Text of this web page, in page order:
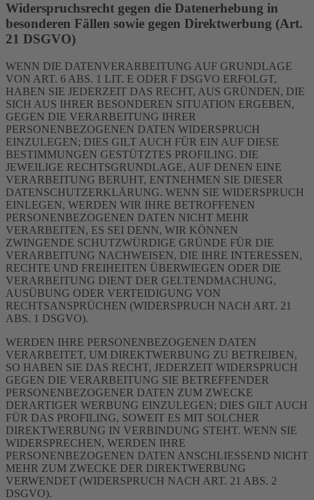
Widerspruchsrecht gegen die Datenerhebung in
besonderen Fällen sowie gegen Direktwerbung (Art.
21 DSGVO)
WENN DIE DATENVERARBEITUNG AUF GRUNDLAGE
VON ART. 6 ABS. 1 LIT. E ODER F DSGVO ERFOLGT,
HABEN SIE JEDERZEIT DAS RECHT, AUS GRÜNDEN, DIE
SICH AUS IHRER BESONDEREN SITUATION ERGEBEN,
GEGEN DIE VERARBEITUNG IHRER
PERSONENBEZOGENEN DATEN WIDERSPRUCH
EINZULEGEN; DIES GILT AUCH FÜR EIN AUF DIESE
BESTIMMUNGEN GESTÜTZTES PROFILING. DIE
JEWEILIGE RECHTSGRUNDLAGE, AUF DENEN EINE
VERARBEITUNG BERUHT, ENTNEHMEN SIE DIESER
DATENSCHUTZERKLÄRUNG. WENN SIE WIDERSPRUCH
EINLEGEN, WERDEN WIR IHRE BETROFFENEN
PERSONENBEZOGENEN DATEN NICHT MEHR
VERARBEITEN, ES SEI DENN, WIR KÖNNEN
ZWINGENDE SCHUTZWÜRDIGE GRÜNDE FÜR DIE
VERARBEITUNG NACHWEISEN, DIE IHRE INTERESSEN,
RECHTE UND FREIHEITEN ÜBERWIEGEN ODER DIE
VERARBEITUNG DIENT DER GELTENDMACHUNG,
AUSÜBUNG ODER VERTEIDIGUNG VON
RECHTSANSPRÜCHEN (WIDERSPRUCH NACH ART. 21
ABS. 1 DSGVO).
WERDEN IHRE PERSONENBEZOGENEN DATEN
VERARBEITET, UM DIREKTWERBUNG ZU BETREIBEN,
SO HABEN SIE DAS RECHT, JEDERZEIT WIDERSPRUCH
GEGEN DIE VERARBEITUNG SIE BETREFFENDER
PERSONENBEZOGENER DATEN ZUM ZWECKE
DERARTIGER WERBUNG EINZULEGEN; DIES GILT AUCH
FÜR DAS PROFILING, SOWEIT ES MIT SOLCHER
DIREKTWERBUNG IN VERBINDUNG STEHT. WENN SIE
WIDERSPRECHEN, WERDEN IHRE
PERSONENBEZOGENEN DATEN ANSCHLIESSEND NICHT
MEHR ZUM ZWECKE DER DIREKTWERBUNG
VERWENDET (WIDERSPRUCH NACH ART. 21 ABS. 2
DSGVO).